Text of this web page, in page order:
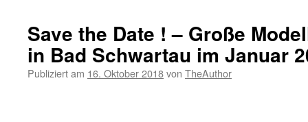
Save the Date ! – Große
in Bad Schwartau im Januar
Publiziert am 16. Oktober 2018von TheAuthor